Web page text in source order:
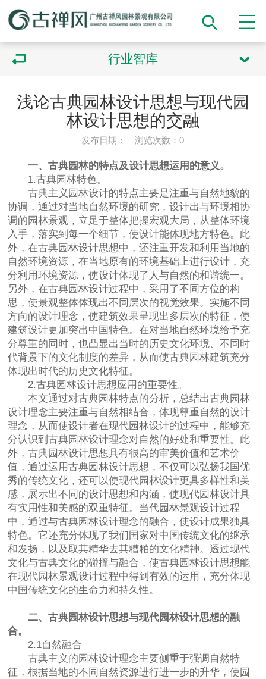
行业智库
浅论古典园林设计思想与现代园
林设计思想的交融
发布日期： 浏览次数：0
一、古典园林的特点及设计思想运用的意义。
1.古典园林特色。
古典主义园林设计的特点主要是注重与自然地貌的
协调，通过对当地自然环境的研究，设计出与环境相协
调的园林景观，立足于整体把握宏观大局，从整体环境
入手，落实到每一个细节，使设计能体现地方特色。此
外，在古典园林设计思想中，还注重开发和利用当地的
自然环境资源，在当地原有的环境基础上进行设计，充
分利用环境资源，使设计体现了人与自然的和谐统一。
另外，在古典园林设计过程中，采用了不同方位的构
思，使景观整体体现出不同层次的视觉效果。实施不同
方向的设计理念，使建筑效果呈现出多层次的特征，使
建筑设计更加突出中国特色。在对当地自然环境给予充
分尊重的同时，也凸显出当时的历史文化环境、不同时
代背景下的文化制度的差异，从而使古典园林建筑充分
体现出时代的历史文化特征。
2.古典园林设计思想应用的重要性。
本文通过对古典园林特点的分析，总结出古典园林
设计理念主要注重与自然相结合，体现尊重自然的设计
理念，从而使设计者在现代园林设计的过程中，能够充
分认识到古典园林设计理念对自然的好处和重要性。此
外，古典园林设计思想具有很高的审美价值和艺术价
值，通过运用古典园林设计思想，不仅可以弘扬我国优
秀的传统文化，还可以使现代园林设计更具多样性和美
感，展示出不同的设计思想和内涵，使现代园林设计具
有实用性和美感的双重特征。当代园林景观设计过程
中，通过与古典园林设计理念的融合，使设计成果独具
特色。它还充分体现了我们国家对中国传统文化的继承
和发扬，以及取其精华去其糟粕的文化精神。透过现代
文化与古典文化的碰撞与融合，使古典园林设计思想能
在现代园林景观设计过程中得到有效的运用，充分体现
中国传统文化的生命力和持久性。
二、古典园林设计思想与现代园林设计思想的融
合。
2.1自然融合
古典主义的园林设计理念主要侧重于强调自然特
征，根据当地的不同自然资源进行进一步的升华，使园